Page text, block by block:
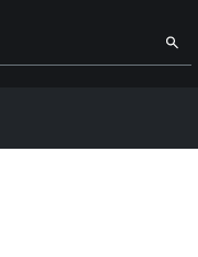
ワード入力 検索